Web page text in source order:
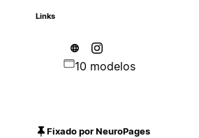
Links
10 modelos
Fixado por NeuroPages